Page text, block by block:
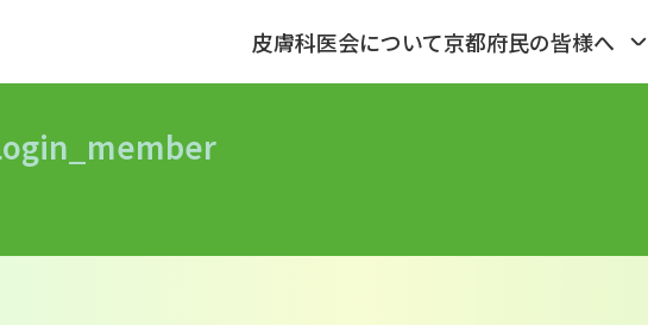
皮膚科医会について京都府民の皆様へ
login_member